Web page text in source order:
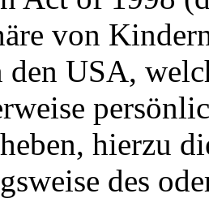
von
den USA,
hierzu
des